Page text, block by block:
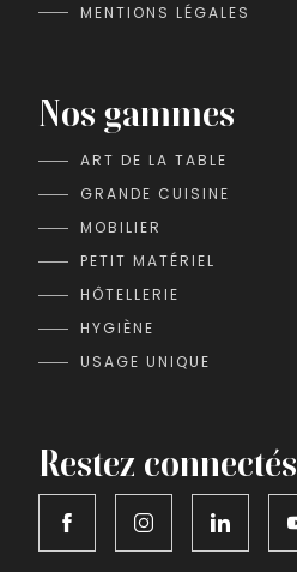
MENTIONS LÉGALES
Nos gammes
ART DE LA TABLE
GRANDE CUISINE
MOBILIER
PETIT MATÉRIEL
HÔTELLERIE
HYGIÈNE
USAGE UNIQUE
Restez connectés